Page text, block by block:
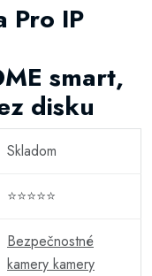
Pro IP
smart,
disku
Skladom
⭐⭐⭐⭐⭐
Bezpečnostné
kamery kamery